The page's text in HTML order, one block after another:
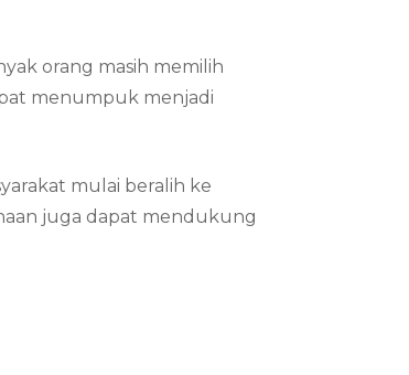
orang masih memilih
menumpuk menjadi
mulai beralih ke
juga dapat mendukung